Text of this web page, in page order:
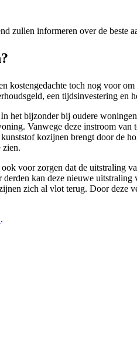
zullen informeren over de beste
toch nog voor
een tijdsinvestering en
bijzonder bij oudere
Vanwege deze instroom
kozijnen brengt door de
zien.
voor zorgen dat de uitstraling
kan deze nieuwe uitstraling
zich al vlot terug. Door deze
.